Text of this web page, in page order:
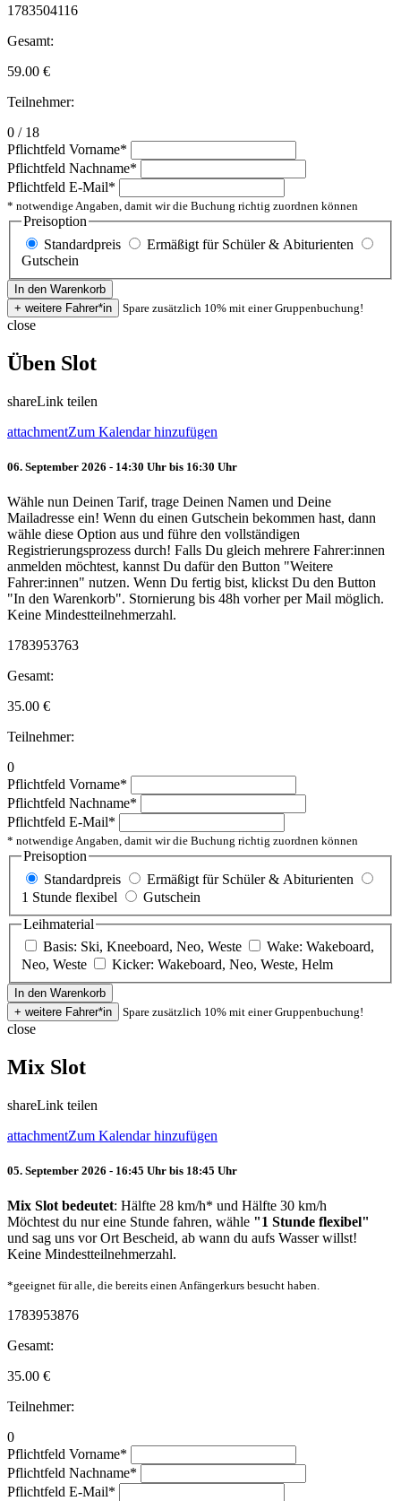
1783504116
Gesamt:
59.00 €
Teilnehmer:
0 / 18
Pflichtfeld Vorname*
Pflichtfeld Nachname*
Pflichtfeld E-Mail*
* notwendige Angaben, damit wir die Buchung richtig zuordnen können
Preisoption
Standardpreis
Ermäßigt für Schüler & Abiturienten
Gutschein
Spare zusätzlich 10% mit einer Gruppenbuchung!
close
Üben Slot
shareLink teilen
attachmentZum Kalendar hinzufügen
06. September 2026 - 14:30 Uhr bis 16:30 Uhr
Wähle nun Deinen Tarif, trage Deinen Namen und Deine
Mailadresse ein! Wenn du einen Gutschein bekommen hast, dann
wähle diese Option aus und führe den vollständigen
Registrierungsprozess durch! Falls Du gleich mehrere Fahrer:innen
anmelden möchtest, kannst Du dafür den Button "Weitere
Fahrer:innen" nutzen. Wenn Du fertig bist, klickst Du den Button
"In den Warenkorb". Stornierung bis 48h vorher per Mail möglich.
Keine Mindestteilnehmerzahl.
1783953763
Gesamt:
35.00 €
Teilnehmer:
0
Pflichtfeld Vorname*
Pflichtfeld Nachname*
Pflichtfeld E-Mail*
* notwendige Angaben, damit wir die Buchung richtig zuordnen können
Preisoption
Standardpreis
Ermäßigt für Schüler & Abiturienten
1 Stunde flexibel
Gutschein
Leihmaterial
Basis: Ski, Kneeboard, Neo, Weste
Wake: Wakeboard,
Neo, Weste
Kicker: Wakeboard, Neo, Weste, Helm
Spare zusätzlich 10% mit einer Gruppenbuchung!
close
Mix Slot
shareLink teilen
attachmentZum Kalendar hinzufügen
05. September 2026 - 16:45 Uhr bis 18:45 Uhr
Mix Slot bedeutet: Hälfte 28 km/h* und Hälfte 30 km/h
Möchtest du nur eine Stunde fahren, wähle "1 Stunde flexibel"
und sag uns vor Ort Bescheid, ab wann du aufs Wasser willst!
Keine Mindestteilnehmerzahl.
*geeignet für alle, die bereits einen Anfängerkurs besucht haben.
1783953876
Gesamt:
35.00 €
Teilnehmer:
0
Pflichtfeld Vorname*
Pflichtfeld Nachname*
Pflichtfeld E-Mail*